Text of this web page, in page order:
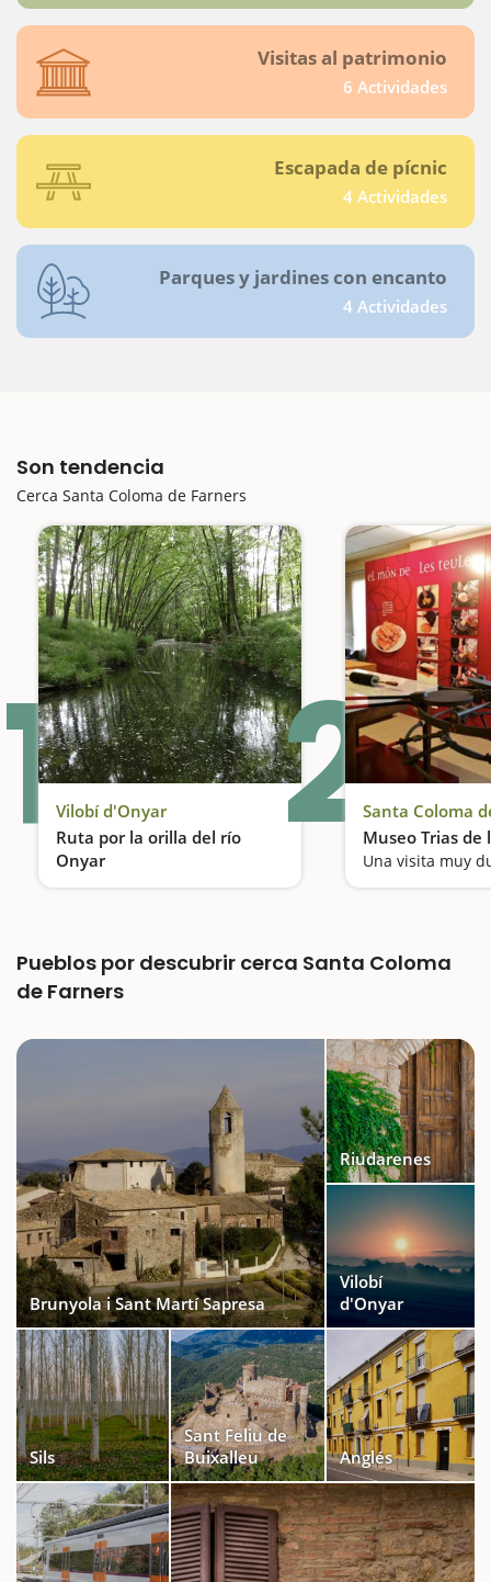
Visitas al patrimonio
6 Actividades
Escapada de pícnic
4 Actividades
Parques y jardines con encanto
4 Actividades
Son tendencia
Cerca Santa Coloma de Farners
1Vilobí d'Onyar
Ruta por la orilla del río
Onyar
Paseo entre ríos, pozas y bosques
2Santa Coloma
Museo Trias de
Una visita muy
Pueblos por descubrir cerca Santa Coloma
de Farners
Brunyola i Sant Martí Sapresa
Riudarenes
Vilobí
d'Onyar
Sils
Sant Feliu de
Buixalleu
Anglés